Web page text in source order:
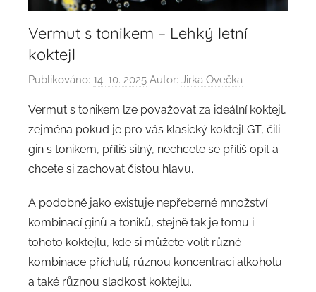
Vermut s tonikem – Lehký letní
koktejl
Publikováno: 14. 10. 2025 Autor: Jirka Ovečka
Vermut s tonikem lze považovat za ideální koktejl,
zejména pokud je pro vás klasický koktejl GT, čili
gin s tonikem, příliš silný, nechcete se příliš opít a
chcete si zachovat čistou hlavu.
A podobně jako existuje nepřeberné množství
kombinací ginů a toniků, stejně tak je tomu i
tohoto koktejlu, kde si můžete volit různé
kombinace příchutí, různou koncentraci alkoholu
a také různou sladkost koktejlu.